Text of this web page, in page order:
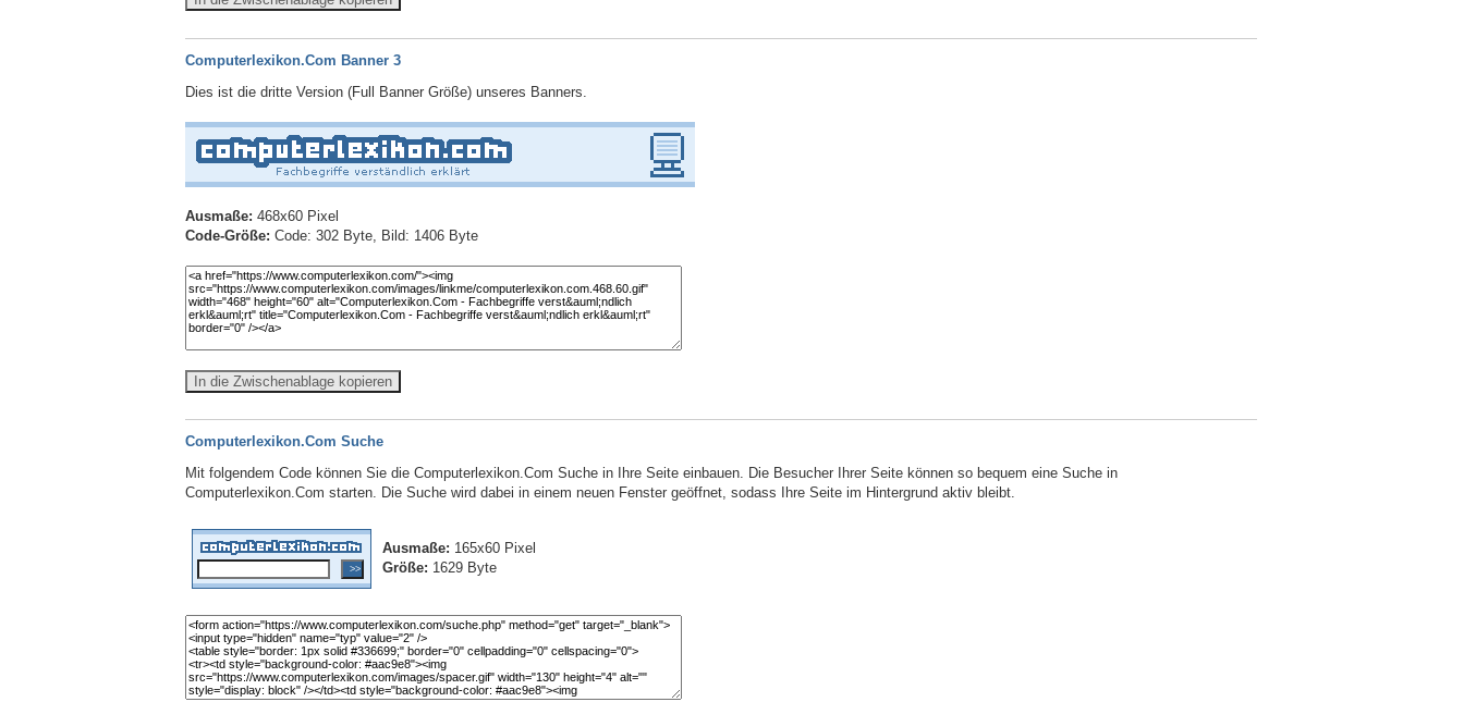
Computerlexikon.Com Banner 3
Dies ist die dritte Version (Full Banner Größe) unseres Banners.
Ausmaße: 468x60 Pixel
Code-Größe: Code: 302 Byte, Bild: 1406 Byte
In die Zwischenablage kopieren
Computerlexikon.Com Suche
Mit folgendem Code können Sie die Computerlexikon.Com Suche in Ihre Seite einbauen. Die Besucher Ihrer Seite können so bequem eine Suche in
Computerlexikon.Com starten. Die Suche wird dabei in einem neuen Fenster geöffnet, sodass Ihre Seite im Hintergrund aktiv bleibt.
Ausmaße: 165x60 Pixel
Größe: 1629 Byte